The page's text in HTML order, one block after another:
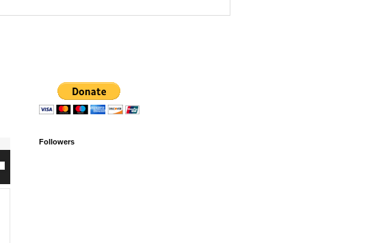
Followers